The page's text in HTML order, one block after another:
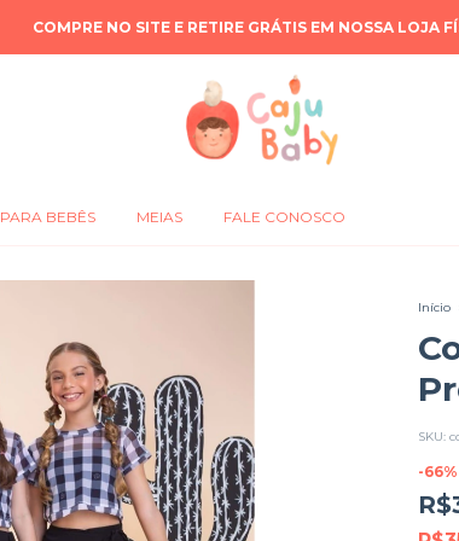
COMPRE NO SITE E RETIRE GRÁTIS EM NOSSA LOJA
PARA BEBÊS MEIAS FALE CONOSCO
Início
SKU:
-66%